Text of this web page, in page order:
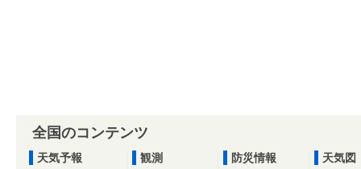
全国のコンテンツ
天気予報
観測
防災情報
天気図